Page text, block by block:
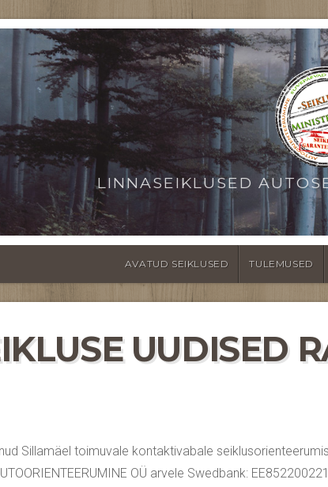
LINNASEIKLUSED
AVATUD SEIKLUSED TULEMUSED
UUDISED
Sillamäel toimuvale kontaktivabale
OÜ arvele Swedbank: